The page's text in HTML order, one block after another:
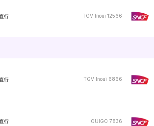
行 TGV Inoui 12566
行 TGV Inoui 6866
行 OUIGO 7836